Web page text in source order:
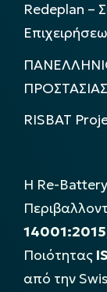
Redeplan –
RISBAT
Η Re-
14001:2015
Ποιότητας
από την